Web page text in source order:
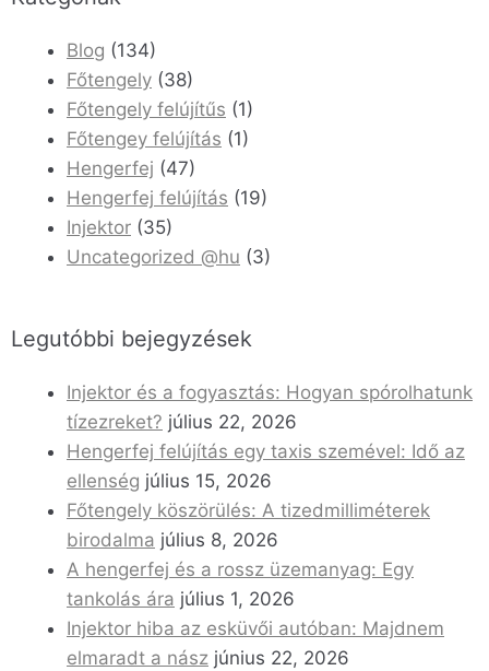
Blog (134)
Főtengely (38)
Főtengely felújítűs (1)
Főtengey felújítás (1)
Hengerfej (47)
Hengerfej felújítás (19)
Injektor (35)
Uncategorized @hu (3)
Legutóbbi bejegyzések
Injektor és a fogyasztás: Hogyan spórolhatunk
tízezreket? július 22, 2026
Hengerfej felújítás egy taxis szemével: Idő az
ellenség július 15, 2026
Főtengely köszörülés: A tizedmilliméterek
birodalma július 8, 2026
A hengerfej és a rossz üzemanyag: Egy
tankolás ára július 1, 2026
Injektor hiba az esküvői autóban: Majdnem
elmaradt a nász június 22, 2026